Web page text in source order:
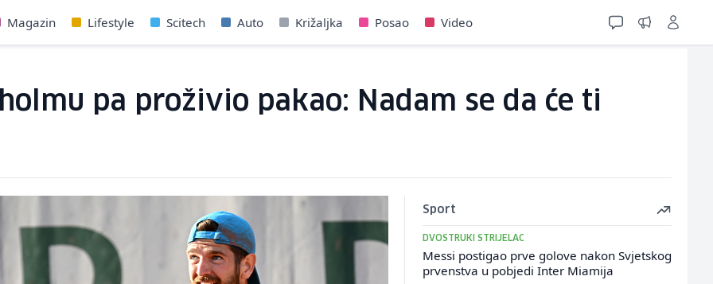
Magazin Lifestyle Scitech Auto Križaljka Posao Video
pa proživio pakao: Nadam se da će ti
Sport
DVOSTRUKI STRIJELAC
Messi postigao prve golove nakon Svjetskog
prvenstva u pobjedi Inter Miamija